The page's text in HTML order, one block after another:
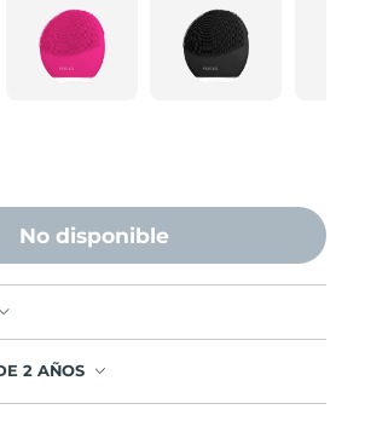
No disponible
2 AÑOS
problema durante los 2 años